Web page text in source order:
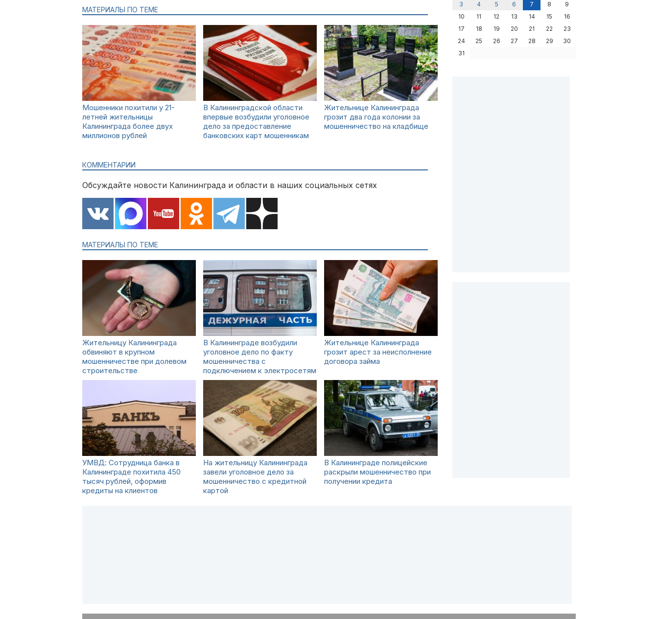
МАТЕРИАЛЫ ПО ТЕМЕ
Мошенники похитили у 21-
летней жительницы
Калининграда более двух
миллионов рублей
В Калининградской области
впервые возбудили уголовное
дело за предоставление
банковских карт мошенникам
Жительнице Калининграда
грозит два года колонии за
мошенничество на кладбище
КОММЕНТАРИИ
Обсуждайте новости Калининграда и области в наших социальных сетях
МАТЕРИАЛЫ ПО ТЕМЕ
Жительницу Калининграда
обвиняют в крупном
мошенничестве при долевом
строительстве
В Калининграде возбудили
уголовное дело по факту
мошенничества с
подключением к электросетям
Жительнице Калининграда
грозит арест за неисполнение
договора займа
УМВД: Сотрудница банка в
Калининграде похитила 450
тысяч рублей, оформив
кредиты на клиентов
На жительницу Калининграда
завели уголовное дело за
мошенничество с кредитной
картой
В Калининграде полицейские
раскрыли мошенничество при
получении кредита
3
4 5 6 7 8
9
10
11 12 13 14 15
16
17
18 19 20 21 22
23
24
25 26 27 28 29
30
31